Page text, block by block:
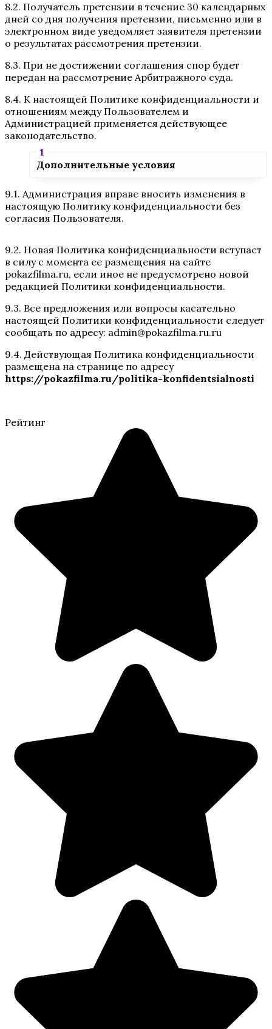
8.2. Получатель претензии в течение 30 календарных
дней со дня получения претензии, письменно или в
электронном виде уведомляет заявителя претензии
о результатах рассмотрения претензии.
8.3. При не достижении соглашения спор будет
передан на рассмотрение Арбитражного суда.
8.4. К настоящей Политике конфиденциальности и
отношениям между Пользователем и
Администрацией применяется действующее
законодательство.
Дополнительные условия
9.1. Администрация вправе вносить изменения в
настоящую Политику конфиденциальности без
согласия Пользователя.
9.2. Новая Политика конфиденциальности вступает
в силу с момента ее размещения на сайте
pokazfilma.ru, если иное не предусмотрено новой
редакцией Политики конфиденциальности.
9.3. Все предложения или вопросы касательно
настоящей Политики конфиденциальности следует
сообщать по адресу: admin@pokazfilma.ru.ru
9.4. Действующая Политика конфиденциальности
размещена на странице по адресу
https://pokazfilma.ru/politika-konfidentsialnosti
Рейтинг